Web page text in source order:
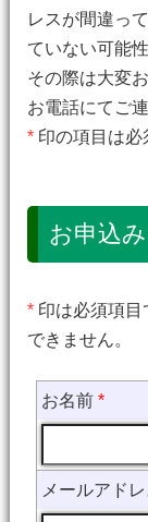
レスが間違っ
ていない可能
その際は大変
お電話にてご
*印の項目は必
お申込
*印は必須項目
できません。
お名前 *
メールアドレ